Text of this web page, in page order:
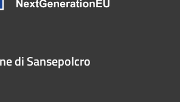
di Sansepolcro